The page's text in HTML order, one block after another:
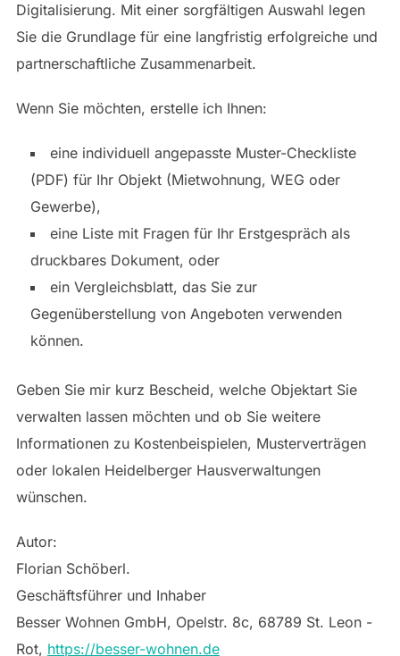
Digitalisierung. Mit einer sorgfältigen Auswahl legen
Sie die Grundlage für eine langfristig erfolgreiche und
partnerschaftliche Zusammenarbeit.
Wenn Sie möchten, erstelle ich Ihnen:
eine individuell angepasste Muster-Checkliste
(PDF) für Ihr Objekt (Mietwohnung, WEG oder
Gewerbe),
eine Liste mit Fragen für Ihr Erstgespräch als
druckbares Dokument, oder
ein Vergleichsblatt, das Sie zur
Gegenüberstellung von Angeboten verwenden
können.
Geben Sie mir kurz Bescheid, welche Objektart Sie
verwalten lassen möchten und ob Sie weitere
Informationen zu Kostenbeispielen, Musterverträgen
oder lokalen Heidelberger Hausverwaltungen
wünschen.
Autor:
Florian Schöberl.
Geschäftsführer und Inhaber
Besser Wohnen GmbH, Opelstr. 8c, 68789 St. Leon -
Rot, https://besser-wohnen.de